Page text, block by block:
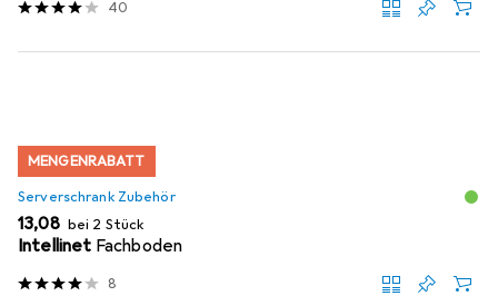
40
MENGENRABATT
Serverschrank Zubehör
EUR
13,08 bei 2 Stück
Intellinet Fachboden
8